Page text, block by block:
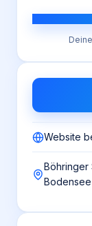
Website
Böhringer
Bodensee